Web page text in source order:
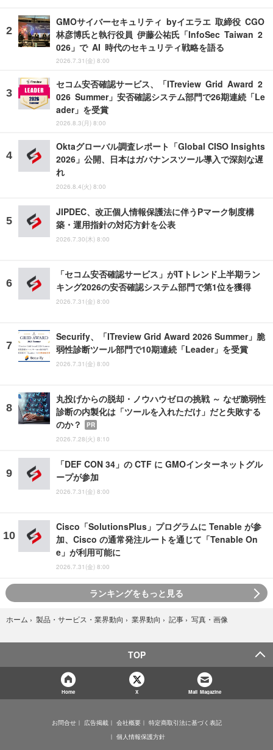
GMOサイバーセキュリティ byイエラエ 取締役 CGO
林彦博氏と執行役員 伊藤公祐氏「InfoSec Taiwan 2
026」で AI 時代のセキュリティ戦略を語る
2026.7.31(金) 8:00
セコム安否確認サービス、「ITreview Grid Award 2
026 Summer」安否確認システム部門で26期連続「Le
ader」を受賞
2026.8.3(月) 8:00
Oktaグローバル調査レポート「Global CISO Insights
2026」公開、日本はガバナンスツール導入で深刻な遅
れ
2026.8.4(火) 8:00
JIPDEC、改正個人情報保護法に伴うPマーク制度構
築・運用指針の対応方針を公表
2026.7.30(木) 8:00
「セコム安否確認サービス」がITトレンド上半期ラン
キング2026の安否確認システム部門で第1位を獲得
2026.7.31(金) 8:00
Securify、「ITreview Grid Award 2026 Summer」脆
弱性診断ツール部門で10期連続「Leader」を受賞
2026.7.31(金) 8:00
丸投げからの脱却・ノウハウゼロの挑戦 ～ なぜ脆弱性
診断の内製化は「ツールを入れただけ」だと失敗する
のか？
PR
2026.7.28(火) 8:10
「DEF CON 34」の CTF に GMOインターネットグル
ープが参加
2026.7.31(金) 8:00
Cisco「SolutionsPlus」プログラムに Tenable が参
加、Cisco の通常発注ルートを通じて「Tenable On
e」が利用可能に
2026.7.31(金) 8:00
ランキングをもっと見る
ホーム › 製品・サービス・業界動向 › 業界動向 › 記事 › 写真・画像
TOP
Home X Mail Magazine
お問合せ 広告掲載 会社概要
特定商取引法に基づく表記
個人情報保護方針